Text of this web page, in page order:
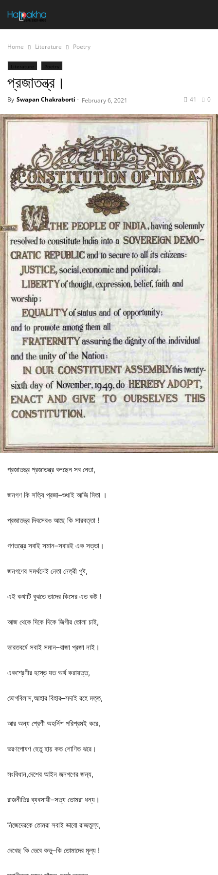
Home Literature Poetry
Literature Poetry
প্রজাতন্ত্র।
By Swapan Chakraborti - February 6, 2021 0
41
প্রজাতন্ত্র প্রজাতন্ত্র বলছেন সব নেতা,
জনগণ কি সত্যি প্রজা–শুধাই আজি মিতা ।
প্রজাতন্ত্র দিবসেরও আছে কি সারবত্তা !
গণতন্ত্রে সবাই সমান–সবারই এক সত্তা।
জনগণের সমর্থনেই নেতা নেত্রী পুষ্ট,
এই কথাটি বুঝতে তাদের কিসের এত কষ্ট !
আজ থেকে দিকে দিকে জিগীর তোলা চাই,
ভারতবর্ষে সবাই সমান–রাজা প্রজা নাই।
একশ্রেণীর হস্তে যত অর্থ করায়ত্ত,
ভোগবিলাস,আহার বিহার–সদাই রহে মত্ত,
আর অন্য শ্রেণী অহর্নিশ পরিশ্রমই করে,
ভরণপোষণ হেতু হায় কত শোণিত ঝরে।
সংবিধান,দেশের আইন জনগণের জন্য,
রাজনীতির ব্যবসায়ী–সত্য তোমরা ধন্য।
নিজেদেরকে তোমরা সবাই ভাবো রাজতুল্য,
দেখেছ কি ভেবে কভু–কি তোমাদের মূল্য !